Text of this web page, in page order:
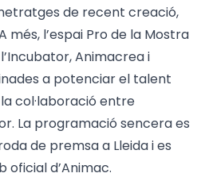
de recent creació,
més, l’espai Pro de la Mostra
Animacrea i
a potenciar el talent
col·laboració entre
La programació sencera es
de premsa a Lleida i es
oficial d’Animac.